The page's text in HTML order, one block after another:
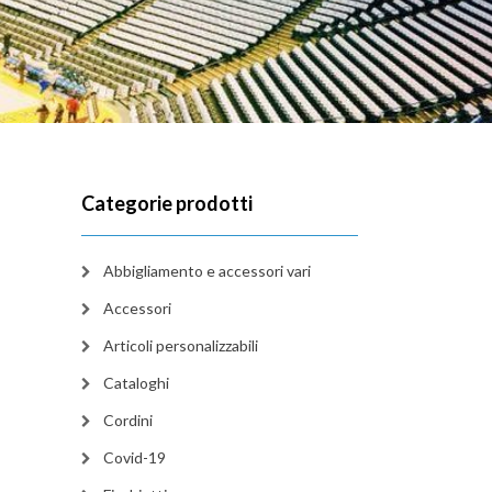
Categorie prodotti
Abbigliamento e accessori vari
Accessori
Articoli personalizzabili
Cataloghi
Cordini
Covid-19